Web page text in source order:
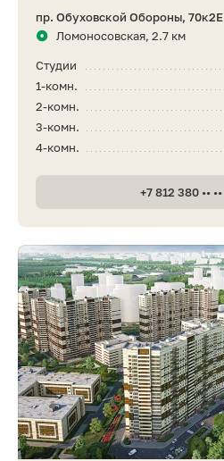
пр. Обуховской Обороны, 70к2Е
Ломоносовская, 2.7 км
Студии
1-комн.
2-комн.
3-комн.
4-комн.
+7 812 380 •• ••